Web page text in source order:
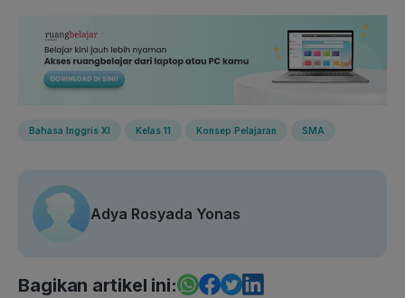
Bahasa Inggris XI Kelas 11 Konsep Pelajaran SMA
Adya Rosyada Yonas
Bagikan artikel ini: